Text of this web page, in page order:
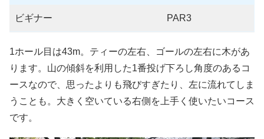
ビギナー PAR3
1ホール目は43m。ティーの左右、ゴールの左右に木があ
ります。山の傾斜を利用した1番投げ下ろし角度のあるコ
ースなので、思ったよりも飛びすぎたり、左に流れてしま
うことも。大きく空いている右側を上手く使いたいコース
です。